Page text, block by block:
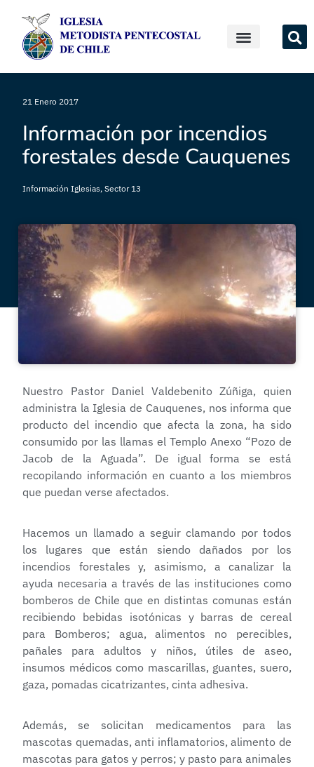
21 Enero 2017
Información por incendios
forestales desde Cauquenes
Información Iglesias, Sector 13
Nuestro Pastor Daniel Valdebenito Zúñiga, quien
administra la Iglesia de Cauquenes, nos informa que
producto del incendio que afecta la zona, ha sido
consumido por las llamas el Templo Anexo “Pozo de
Jacob de la Aguada”. De igual forma se está
recopilando información en cuanto a los miembros
que puedan verse afectados.
Hacemos un llamado a seguir clamando por todos
los lugares que están siendo dañados por los
incendios forestales y, asimismo, a canalizar la
ayuda necesaria a través de las instituciones como
bomberos de Chile que en distintas comunas están
recibiendo bebidas isotónicas y barras de cereal
para Bomberos; agua, alimentos no perecibles,
pañales para adultos y niños, útiles de aseo,
insumos médicos como mascarillas, guantes, suero,
gaza, pomadas cicatrizantes, cinta adhesiva.
Además, se solicitan medicamentos para las
mascotas quemadas, anti inflamatorios, alimento de
mascotas para gatos y perros; y pasto para animales